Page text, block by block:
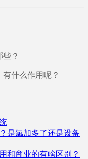
？
什么作用呢？
是氯加多了还是设备
和商业的有啥区别？